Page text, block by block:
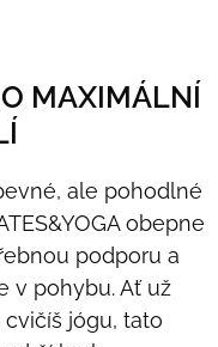
MAXIMÁLNÍ
ale pohodlné
obepne
podporu a
v pohybu. Ať už
jógu, tato